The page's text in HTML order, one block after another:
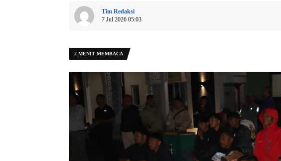
Tim Redaksi
7 Jul 2026 05:03
2 MENIT MEMBACA